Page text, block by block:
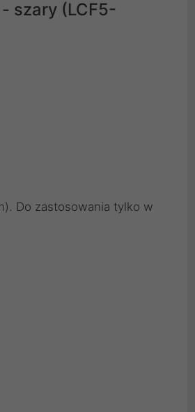
szary (LCF5-
Do zastosowania tylko w